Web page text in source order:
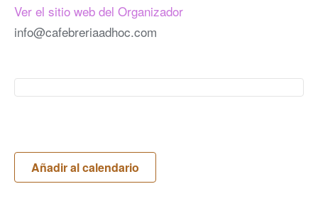
Ver el sitio web del Organizador
info@cafebreriaadhoc.com
Añadir al calendario